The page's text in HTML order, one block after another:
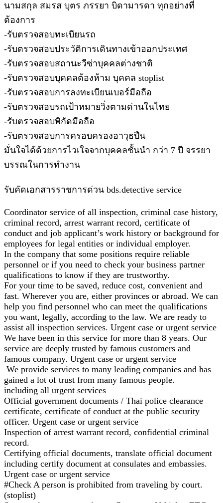
นามสกุล สมรส บุตร ภรรยา บิดามารดา ทุกอย่างที่
ต้องการ
-รับตรวจสอบทะเบียนรถ
-รับตรวจสอบประวัติการเดินทางเข้าออกประเทศ
-รับตรวจสอบสถานะวีซ่าบุคคลต่างชาติ
-รับตรวจสอบบุคคลต้องห้าม บุคคล stoplist
-รับตรวจสอบการลงทะเบียนเบอร์มือถือ
-รับตรวจสอบรถเป้าหมายวิ่งตามด่านในไทย
-รับตรวจสอบพิกัดมือถือ
-รับตรวจสอบการครอบครองอาวุธปืน
มั่นใจได้ด้วยการไวเใจจากบุคคลชั้นนำ กว่า 7 ปี จรรยา
บรรณในการทำงาน
รับคัดเอกสารราชการด่วน bds.detective service
Coordinator service of all inspection, criminal case history,
criminal record, arrest warrant record, certificate of
conduct and job applicant’s work history or background for
employees for legal entities or individual employer.
In the company that some positions require reliable
personnel or if you need to check your business partner
qualifications to know if they are trustworthy.
For your time to be saved, reduce cost, convenient and
fast. Wherever you are, either provinces or abroad. We can
help you find personnel who can meet the qualifications
you want, legally, according to the law. We are ready to
assist all inspection services. Urgent case or urgent service
We have been in this service for more than 8 years. Our
service are deeply trusted by famous customers and
famous company. Urgent case or urgent service
We provide services to many leading companies and has
gained a lot of trust from many famous people.
including all urgent services
Official government documents / Thai police clearance
certificate, certificate of conduct at the public security
officer. Urgent case or urgent service
Inspection of arrest warrant record, confidential criminal
record.
Certifying official documents, translate official document
including certify document at consulates and embassies.
Urgent case or urgent service
#Check A person is prohibited from traveling by court.
(stoplist)